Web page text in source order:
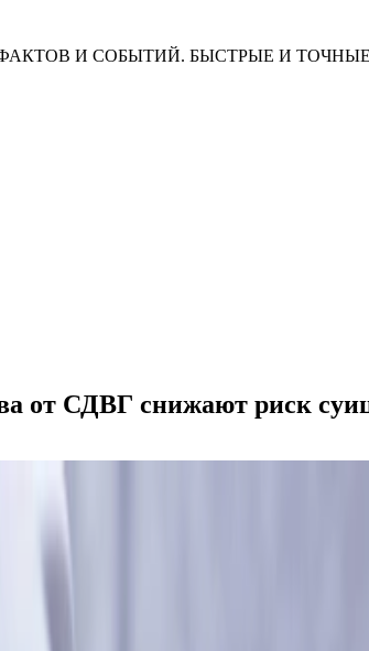
И СОБЫТИЙ. БЫСТРЫЕ И
от СДВГ снижают риск